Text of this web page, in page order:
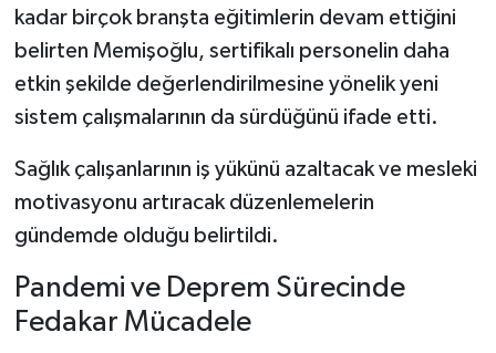
kadar birçok branşta eğitimlerin devam ettiğini
belirten Memişoğlu, sertifikalı personelin daha
etkin şekilde değerlendirilmesine yönelik yeni
sistem çalışmalarının da sürdüğünü ifade etti.
Sağlık çalışanlarının iş yükünü azaltacak ve mesleki
motivasyonu artıracak düzenlemelerin
gündemde olduğu belirtildi.
Pandemi ve Deprem Sürecinde
Fedakar Mücadele